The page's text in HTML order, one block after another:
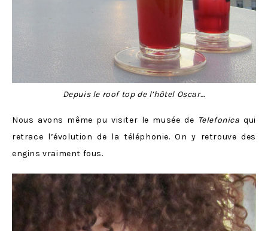
Depuis le roof top de l’hôtel Oscar…
Nous avons même pu visiter le musée de Telefonica qui
retrace l’évolution de la téléphonie. On y retrouve des
engins vraiment fous.